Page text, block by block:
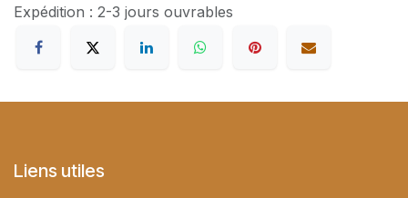
Expédition : 2-3 jours ouvrables
Liens utiles